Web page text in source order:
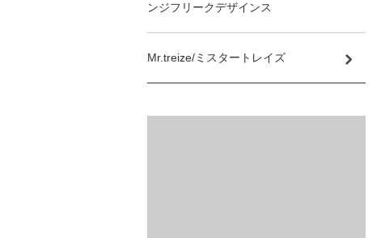
ンジフリークデザインス
Mr.treize/ミスタートレイズ